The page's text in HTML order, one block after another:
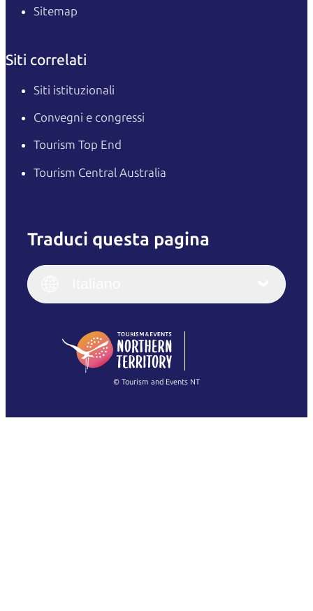
Sitemap
Siti correlati
Siti istituzionali
Convegni e congressi
Tourism Top End
Tourism Central Australia
Traduci questa pagina
English
(Singapore)
Français
Italiano
繁體中文
© Tourism and Events NT